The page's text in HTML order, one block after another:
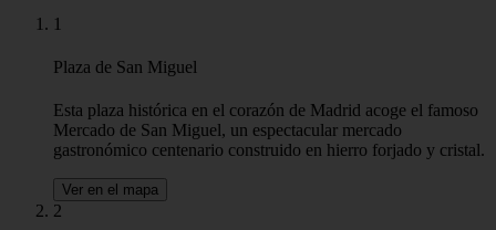
1
Plaza de San Miguel
Esta plaza histórica en el corazón de Madrid acoge el famoso
Mercado de San Miguel, un espectacular mercado
gastronómico centenario construido en hierro forjado y cristal.
Ver en el mapa
2